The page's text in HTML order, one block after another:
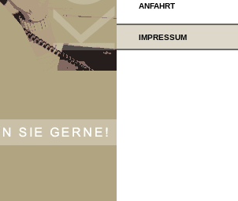
ANFAHRT
IMPRESSUM